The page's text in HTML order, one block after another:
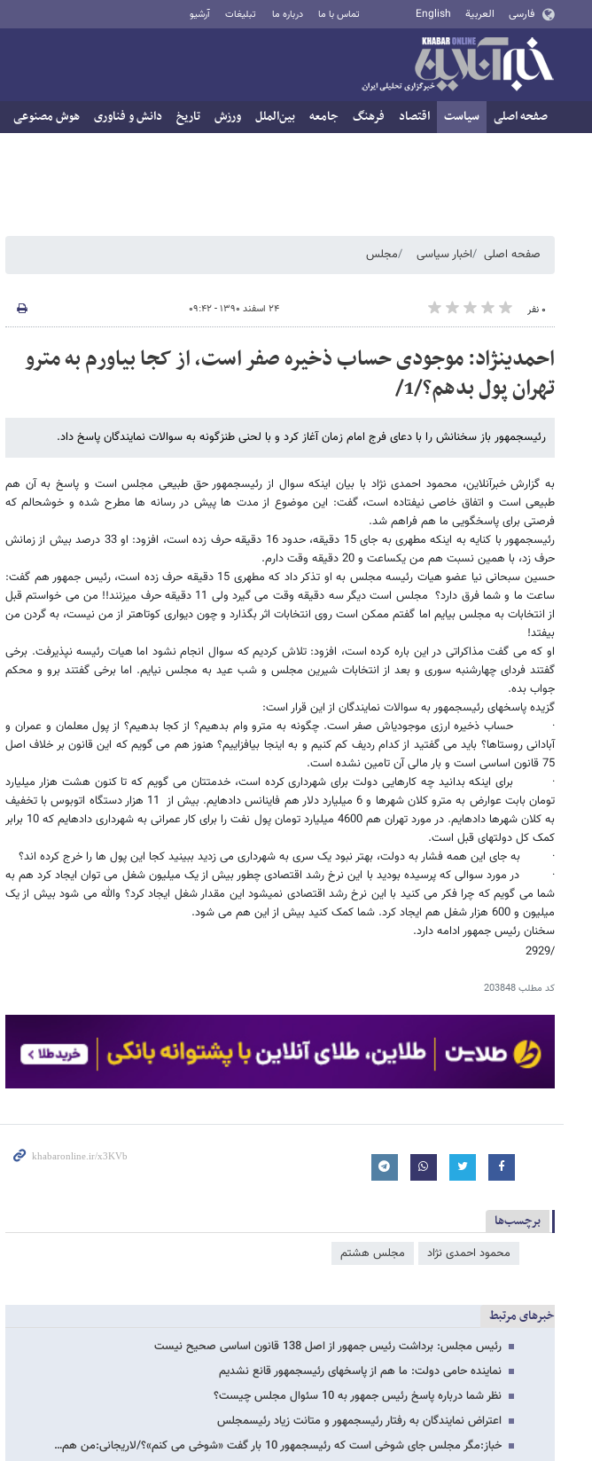
فارسی العربية English تماس با ما درباره ما تبلیغات آرشیو
صفحه اصلی سیاست اقتصاد فرهنگ جامعه بین‌الملل ورزش تاریخ دانش و فناوری هوش مصنوعی
صفحه اصلی اخبار سیاسی مجلس
۰ نفر ۲۴ اسفند ۱۳۹۰ - ۰۹:۴۲
احمدی​نژاد: موجودی حساب ذخیره صفر است، از کجا بیاورم به مترو
تهران پول بدهم؟/1/
رئیس​جمهور باز سخنانش را با دعای فرج امام زمان آغاز کرد و با لحنی طنزگونه به سوالات نمایندگان پاسخ داد.
به گزارش خبرآنلاین، محمود احمدی نژاد با بیان اینکه سوال از رئیس​جمهور حق طبیعی مجلس است و پاسخ به آن هم
طبیعی است و اتفاق خاصی نیفتاده است، گفت: این موضوع از مدت ها پیش در رسانه ها مطرح شده و خوشحالم که
فرصتی برای پاسخگویی ما هم فراهم شد.
رئیس​جمهور با کنایه به اینکه مطهری به جای 15 دقیقه، حدود 16 دقیقه حرف زده است، افزود: او 33 درصد بیش از زمانش
حرف زد، با همین نسبت هم من یکساعت و 20 دقیقه وقت دارم.
حسین سبحانی نیا عضو هیات رئیسه مجلس به او تذکر داد که مطهری 15 دقیقه حرف زده است، رئیس جمهور هم گفت:
ساعت ما و شما فرق دارد؟ مجلس است دیگر سه دقیقه وقت می گیرد ولی 11 دقیقه حرف می​زنند!! من می خواستم قبل
از انتخابات به مجلس بیایم اما گفتم ممکن است روی انتخابات اثر بگذارد و چون دیواری کوتاهتر از من نیست، به گردن من
بیفتد!
او که می گفت مذاکراتی در این باره کرده است، افزود: تلاش کردیم که سوال انجام نشود اما هیات رئیسه نپذیرفت. برخی
گفتند فردای چهارشنبه سوری و بعد از انتخابات شیرین مجلس و شب عید به مجلس نیایم. اما برخی گفتند برو و محکم
جواب بده.
گزیده پاسخ​های رئیس​جمهور به سوالات نمایندگان از این قرار است:
·
حساب ذخیره ارزی موجودی​اش صفر است. چگونه به مترو وام بدهیم؟ از کجا بدهیم؟ از پول معلمان و عمران و
آبادانی روستاها؟ باید می گفتید از کدام ردیف کم کنیم و به اینجا بیافزاییم؟ هنوز هم می گویم که این قانون بر خلاف اصل
75 قانون اساسی است و بار مالی آن تامین نشده است.
· برای اینکه بدانید چه کارهایی دولت برای شهرداری کرده است، خدمتتان می گویم که تا کنون هشت هزار میلیارد
تومان بابت عوارض به مترو کلان شهرها و 6 میلیارد دلار هم فاینانس داده​ایم. بیش از 11 هزار دستگاه اتوبوس با تخفیف
به کلان شهرها داده​ایم. در مورد تهران هم 4600 میلیارد تومان پول نفت را برای کار عمرانی به شهرداری داده​ایم که 10 برابر
کمک کل دولت​های قبل است.
·
به جای این همه فشار به دولت، بهتر نبود یک سری به شهرداری می زدید ببینید کجا این پول ها را خرج کرده اند؟
· در مورد سوالی که پرسیده بودید با این نرخ رشد اقتصادی چطور بیش از یک میلیون شغل می توان ایجاد کرد هم به
شما می گویم که چرا فکر می کنید با این نرخ رشد اقتصادی نمی​شود این مقدار شغل ایجاد کرد؟ والله می شود بیش از یک
میلیون و 600 هزار شغل هم ایجاد کرد. شما کمک کنید بیش از این هم می شود.
سخنان رئیس جمهور ادامه دارد.
/2929
کد مطلب203848
برچسب‌ها
محمود احمدی ‌نژاد مجلس هشتم
خبرهای مرتبط
رئیس مجلس: برداشت رئیس جمهور از اصل 138 قانون اساسی صحیح نیست
نماینده حامی دولت: ما هم از پاسخ​های رئیس​جمهور قانع نشدیم
نظر شما درباره پاسخ رئیس جمهور به 10 سئوال مجلس چیست؟
اعتراض نمایندگان به رفتار رئیس​جمهور و متانت زیاد رئیس​مجلس
خباز:مگر مجلس جای شوخی است که رئیس​جمهور 10 بار گفت «شوخی​ می کنم»؟/لاریجانی:من هم…